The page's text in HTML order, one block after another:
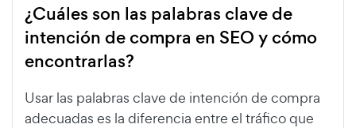
¿Cuáles son las palabras clave de
intención de compra en SEO y cómo
encontrarlas?
Usar las palabras clave de intención de compra
adecuadas es la diferencia entre el tráfico que